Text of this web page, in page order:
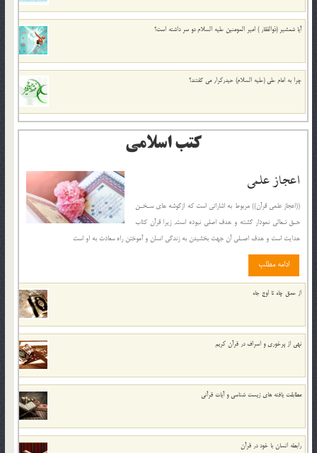
آیا شمشیر (ذوالفقار ) امیر المومنین علیه السلام دو سر داشته است؟
چرا به امام علی (علیه السلام) حیدرکرار می گفتند؟
کتب اسلامی
اعجاز علمی
((اعجاز علمى قرآن)) مربوط به اشاراتى است که ازگوشه هاى سـخـن
حـق تـعالى نمودار گشته و هدف اصلى نبوده است, زیرا قرآن کتاب
هدایت است و هدف اصـلى آن جهت بخشیدن به زندگى انسان و آموختن راه سعادت به او است
ادامه مطلب
از عمق چاه تا اوج جاه
نهي از پرخوري و اسراف در قرآن کريم
مطابقت یافته های زیست شناسی و آیات قرآنی
رابطه انسان با خود در قرآن